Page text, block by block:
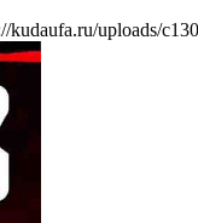
kudaufa.ru/uploads/